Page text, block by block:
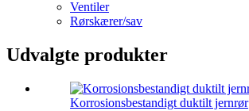
Ventiler
Rørskærer/sav
Udvalgte produkter
Korrosionsbestandigt duktilt jernrør